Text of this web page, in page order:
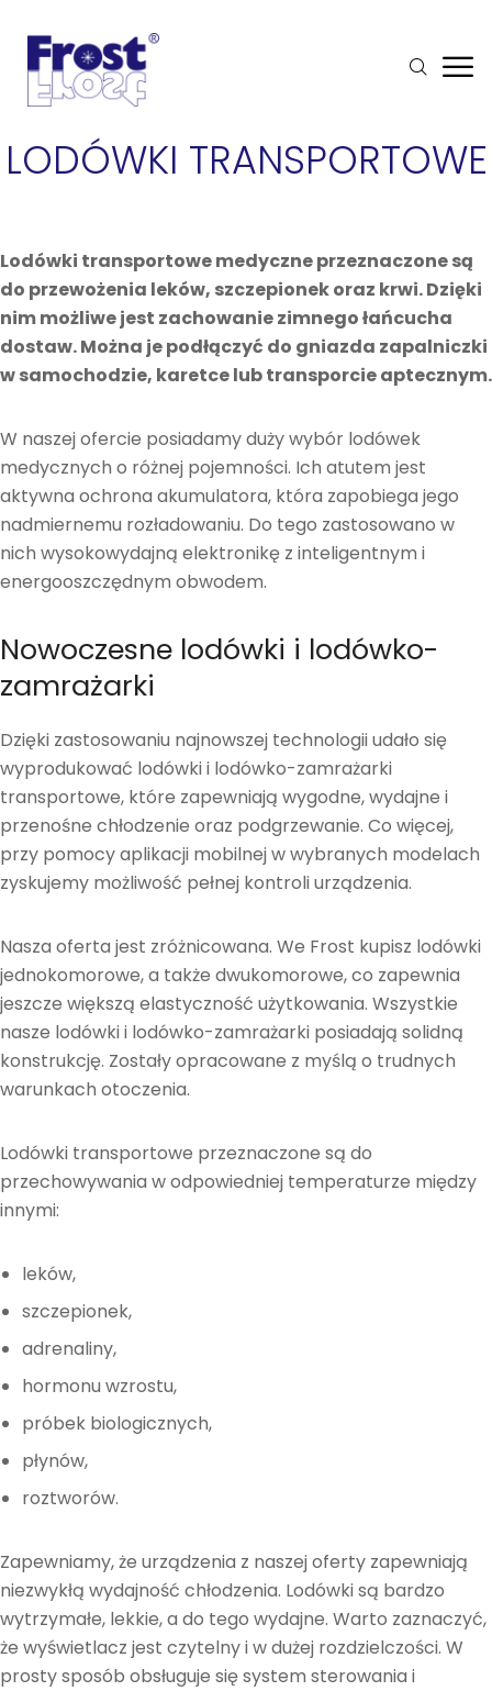
LODÓWKI TRANSPORTOWE
Lodówki transportowe medyczne przeznaczone są
do przewożenia leków, szczepionek oraz krwi. Dzięki
nim możliwe jest zachowanie zimnego łańcucha
dostaw. Można je podłączyć do gniazda zapalniczki
w samochodzie, karetce lub transporcie aptecznym.
W naszej ofercie posiadamy duży wybór lodówek
medycznych o różnej pojemności. Ich atutem jest
aktywna ochrona akumulatora, która zapobiega jego
nadmiernemu rozładowaniu. Do tego zastosowano w
nich wysokowydajną elektronikę z inteligentnym i
energooszczędnym obwodem.
Nowoczesne lodówki i lodówko-
zamrażarki
Dzięki zastosowaniu najnowszej technologii udało się
wyprodukować lodówki i lodówko-zamrażarki
transportowe, które zapewniają wygodne, wydajne i
przenośne chłodzenie oraz podgrzewanie. Co więcej,
przy pomocy aplikacji mobilnej w wybranych modelach
zyskujemy możliwość pełnej kontroli urządzenia.
Nasza oferta jest zróżnicowana. We Frost kupisz lodówki
jednokomorowe, a także dwukomorowe, co zapewnia
jeszcze większą elastyczność użytkowania. Wszystkie
nasze lodówki i lodówko-zamrażarki posiadają solidną
konstrukcję. Zostały opracowane z myślą o trudnych
warunkach otoczenia.
Lodówki transportowe przeznaczone są do
przechowywania w odpowiedniej temperaturze między
innymi:
leków,
szczepionek,
adrenaliny,
hormonu wzrostu,
próbek biologicznych,
płynów,
roztworów.
Zapewniamy, że urządzenia z naszej oferty zapewniają
niezwykłą wydajność chłodzenia. Lodówki są bardzo
wytrzymałe, lekkie, a do tego wydajne. Warto zaznaczyć,
że wyświetlacz jest czytelny i w dużej rozdzielczości. W
prosty sposób obsługuje się system sterowania i